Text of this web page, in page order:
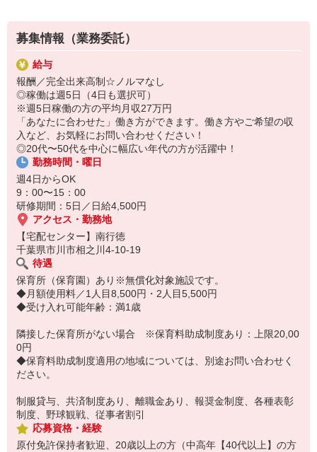
す！
☆ココがPoint☆
・職場の近くに保育所があるから、送り迎えの時間の心配がいりま
せん
・隣接した保育所がない場合は保育料助成制度あり
・家事・夕食の支度なども余裕をもってできます！
募集情報（業務委託）
給与
報酬／完全出来高制☆ノルマなし
◎稼働は週5日（4日も選択可）
※週5日稼働の方の平均月収27万円
「あなたに合わせた」働き方ができます。働き方やご希望の収
入など、お気軽にお問い合わせください！
◎20代〜50代を中心に幅広い年代の方が活躍中！
勤務時間・曜日
週4日からOK
9：00〜15：00
研修期間：5日／日給4,500円
アクセス・勤務地
【宅配センター】南行徳
千葉県市川市相之川4-10-19
待遇
保育所（保育園）あり※無償化対象施設です。
◆月額使用料／1人目8,500円・2人目5,500円
◆受け入れ可能年齢：満1歳
隣接した保育所がない場合 ※保育料助成制度あり：上限20,00
0円
◆保育料助成制度適用の地域については、別途お問い合わせく
ださい。
制服貸与、共済制度あり、離職金あり、報奨金制度、各種表彰
制度、野球観戦、従事者割引
応募資格・経験
原付免許保持者歓迎、20歳以上の方（中高年【40代以上】の方